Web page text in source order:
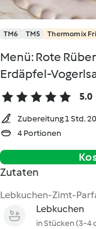
TM6 TM5 Thermomix
Menü: Rote
Erdäpfel-
5.0
Zubereitung 1 Std.
4 Portionen
Zutaten
Lebkuchen-Zimt-
Lebkuchen
in Stücken (3-4